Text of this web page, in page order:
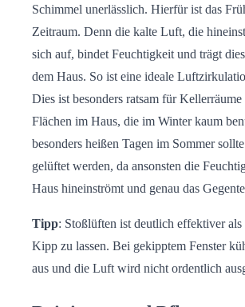
Schimmel unerlässlich. Hierfür ist das
Zeitraum. Denn die kalte Luft, die
sich auf, bindet Feuchtigkeit und trägt
dem Haus. So ist eine ideale
Dies ist besonders ratsam für
Flächen im Haus, die im Winter kaum
besonders heißen Tagen im Sommer
gelüftet werden, da ansonsten die
Haus hineinströmt und genau das
Tipp: Stoßlüften ist deutlich effektiver als
Kipp zu lassen. Bei gekipptem Fenster
aus und die Luft wird nicht ordentlich